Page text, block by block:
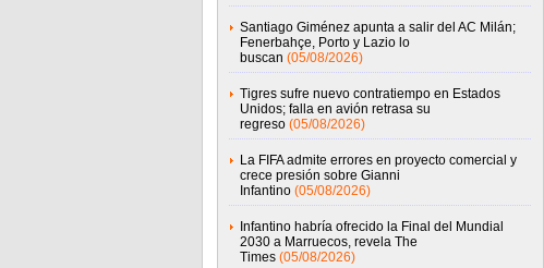
Santiago Giménez apunta a salir del AC Milán;
Fenerbahçe, Porto y Lazio lo
buscan (05/08/2026)
Tigres sufre nuevo contratiempo en Estados
Unidos; falla en avión retrasa su
regreso (05/08/2026)
La FIFA admite errores en proyecto comercial y
crece presión sobre Gianni
Infantino (05/08/2026)
Infantino habría ofrecido la Final del Mundial
2030 a Marruecos, revela The
Times (05/08/2026)